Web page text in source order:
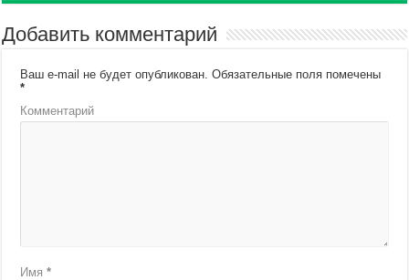
Добавить комментарий
Ваш e-mail не будет опубликован. Обязательные поля помечены
*
Комментарий
Имя*